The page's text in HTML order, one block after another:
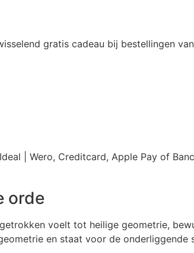
gratis cadeau bij bestellingen
| Wero, Creditcard, Apple Pay of
orde
voelt tot heilige geometrie,
en staat voor de onderliggende